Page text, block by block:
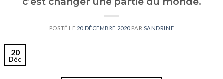
POSTÉ LE 20 DÉCEMBRE 2020PAR SANDRINE
20
Déc